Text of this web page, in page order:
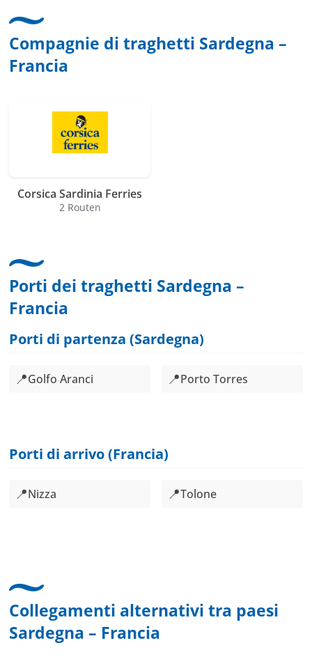
Compagnie di traghetti Sardegna –
Francia
Corsica Sardinia Ferries
2 Routen
Porti dei traghetti Sardegna –
Francia
Porti di partenza (Sardegna)
📍Golfo Aranci 📍Porto Torres
Porti di arrivo (Francia)
📍Nizza 📍Tolone
Collegamenti alternativi tra paesi
Sardegna – Francia